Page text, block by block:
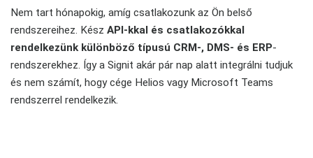
Nem tart hónapokig, amíg csatlakozunk az Ön belső
rendszereihez. Kész API-kkal és csatlakozókkal
rendelkezünk különböző típusú CRM-, DMS- és ERP-
rendszerekhez. Így a Signit akár pár nap alatt integrálni tudjuk
és nem számít, hogy cége Helios vagy Microsoft Teams
rendszerrel rendelkezik.